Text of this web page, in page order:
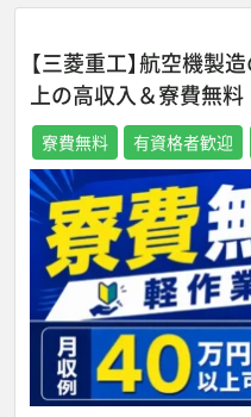
【三菱重工】航空機製
上の高収入＆寮費無
寮費無料 有資格者歓迎